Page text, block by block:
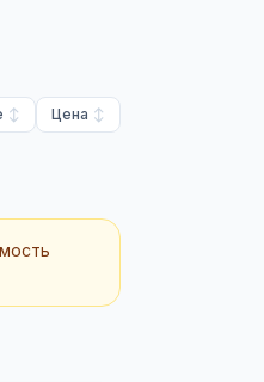
Цена